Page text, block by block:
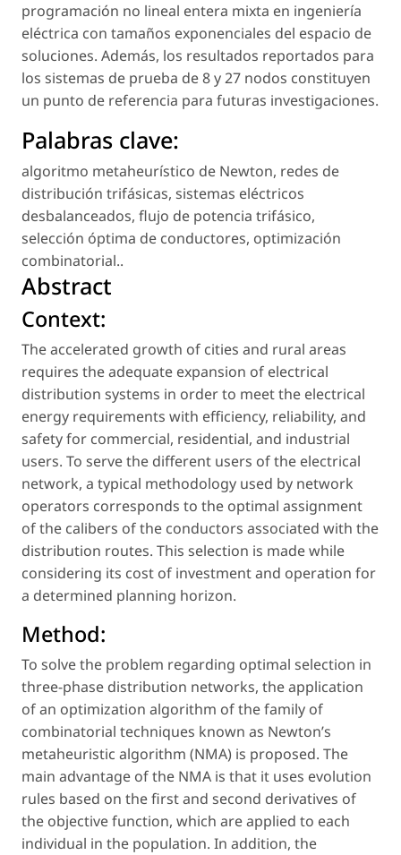
programación no lineal entera mixta en ingeniería
eléctrica con tamaños exponenciales del espacio de
soluciones. Además, los resultados reportados para
los sistemas de prueba de 8 y 27 nodos constituyen
un punto de referencia para futuras investigaciones.
Palabras clave:
algoritmo metaheurístico de Newton, redes de
distribución trifásicas, sistemas eléctricos
desbalanceados, flujo de potencia trifásico,
selección óptima de conductores, optimización
combinatorial..
Abstract
Context:
The accelerated growth of cities and rural areas
requires the adequate expansion of electrical
distribution systems in order to meet the electrical
energy requirements with efficiency, reliability, and
safety for commercial, residential, and industrial
users. To serve the different users of the electrical
network, a typical methodology used by network
operators corresponds to the optimal assignment
of the calibers of the conductors associated with the
distribution routes. This selection is made while
considering its cost of investment and operation for
a determined planning horizon.
Method:
To solve the problem regarding optimal selection in
three-phase distribution networks, the application
of an optimization algorithm of the family of
combinatorial techniques known as Newton’s
metaheuristic algorithm (NMA) is proposed. The
main advantage of the NMA is that it uses evolution
rules based on the first and second derivatives of
the objective function, which are applied to each
individual in the population. In addition, the